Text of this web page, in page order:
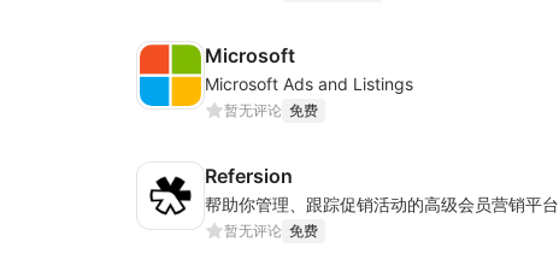
Microsoft
Microsoft Ads and Listings
暂无评论 免费
Refersion
帮助你管理、跟踪促销活动的高级会员营销平台
暂无评论 免费